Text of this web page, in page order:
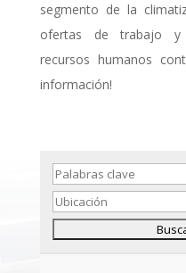
segmento de la
ofertas de trabajo y
recursos humanos
información!